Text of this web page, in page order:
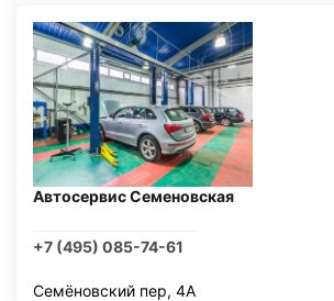
Автосервис Семеновская
+7 (495) 085-74-61
Семёновский пер, 4А